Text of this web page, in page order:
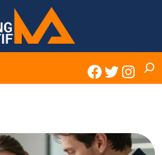
Twitter